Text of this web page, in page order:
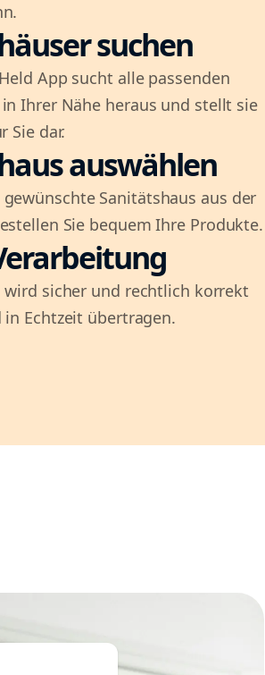
suchen
App sucht alle passenden
Ihrer Nähe heraus und stellt sie
Sie dar.
auswählen
gewünschte Sanitätshaus aus der
Sie bequem Ihre Produkte.
sicher und rechtlich korrekt
Echtzeit übertragen.